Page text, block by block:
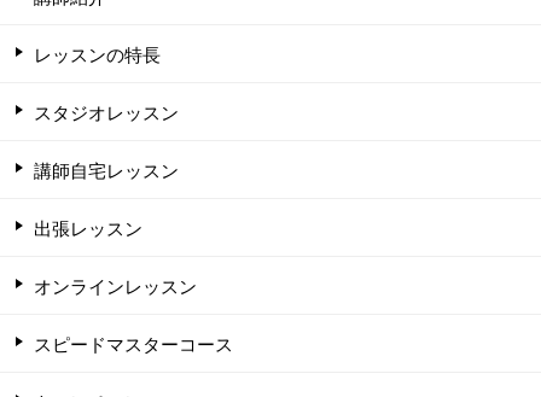
レッスンの特長
スタジオレッスン
講師自宅レッスン
出張レッスン
オンラインレッスン
スピードマスターコース